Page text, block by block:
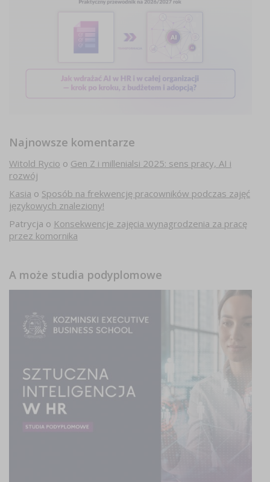
Najnowsze komentarze
Witold Rycio o Gen Z i millenialsi 2025: sens pracy, AI i
rozwój
Kasia o Sposób na frekwencję pracowników podczas zajęć
językowych znaleziony!
Patrycja o Konsekwencje zajęcia wynagrodzenia za pracę
przez komornika
A może studia podyplomowe